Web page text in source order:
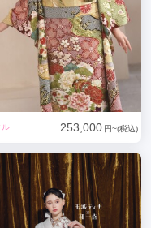
ル 253,000 円~(税込)